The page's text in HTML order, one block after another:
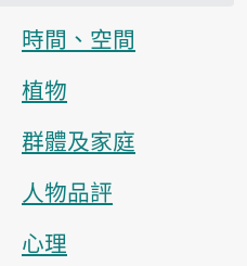
時間、空間
植物
群體及家庭
人物品評
心理